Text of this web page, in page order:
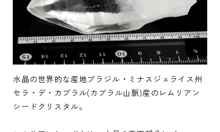
水晶の世界的な産地ブラジル・ミナスジェライス州
セラ・デ・カブラル(カブラル山脈)産のレムリアン
シードクリスタル。